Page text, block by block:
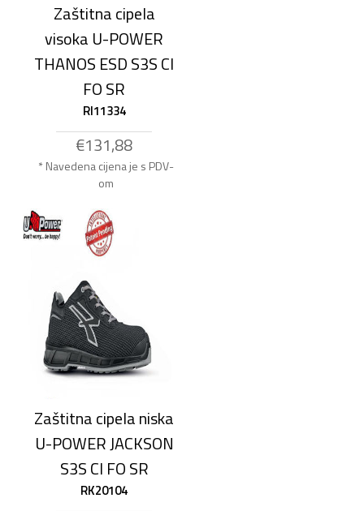
Zaštitna cipela
visoka U-POWER
THANOS ESD S3S CI
FO SR
RI11334
€131,88
* Navedena cijena je s PDV-
om
Zaštitna cipela niska
U-POWER JACKSON
S3S CI FO SR
RK20104